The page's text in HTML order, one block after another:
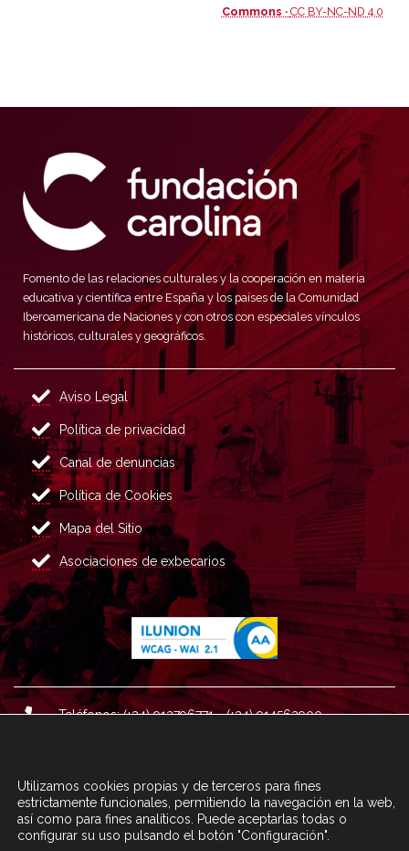
Commons · CC BY-NC-ND 4.0
Fomento de las relaciones culturales y la cooperación en materia
educativa y científica entre España y los países de la Comunidad
Iberoamericana de Naciones y con otros con especiales vínculos
históricos, culturales y geográficos.
Aviso Legal
Política de privacidad
Canal de denuncias
Política de Cookies
Mapa del Sitio
Asociaciones de exbecarios
Teléfonos: (+34) 913796771 - (+34) 914562900
Correo : informacion@fundacioncarolina.es
CONTACTA CON FCA TRAVÉS DEL
Utilizamos cookies propias y de terceros para fines
estrictamente funcionales, permitiendo la navegación en la web,
así como para fines analíticos. Puede aceptarlas todas o
configurar su uso pulsando el botón "Configuración".